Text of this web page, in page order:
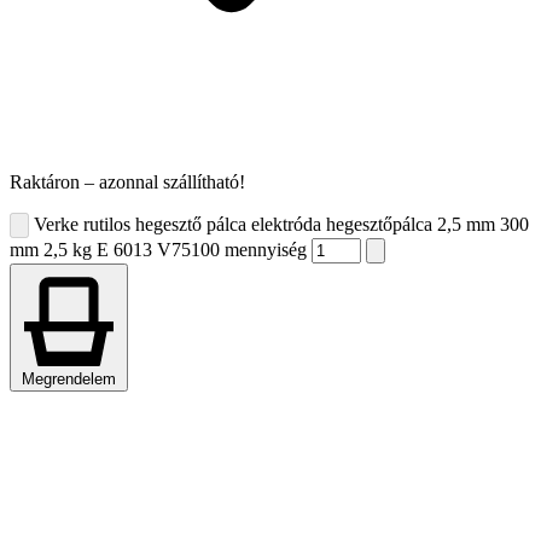
Raktáron – azonnal szállítható!
Verke rutilos hegesztő pálca elektróda hegesztőpálca 2,5 mm 300
mm 2,5 kg E 6013 V75100 mennyiség
Megrendelem